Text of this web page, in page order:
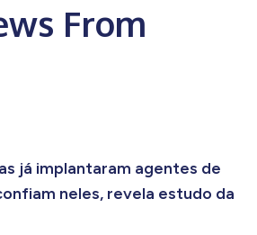
From
já implantaram agentes de
neles, revela estudo da